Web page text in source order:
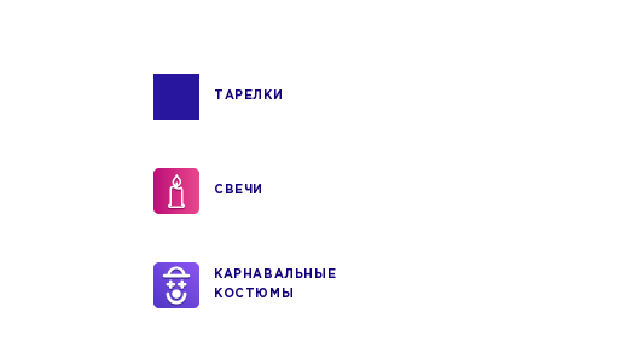
ТАРЕЛКИ
СВЕЧИ
КАРНАВАЛЬНЫЕ
КОСТЮМЫ